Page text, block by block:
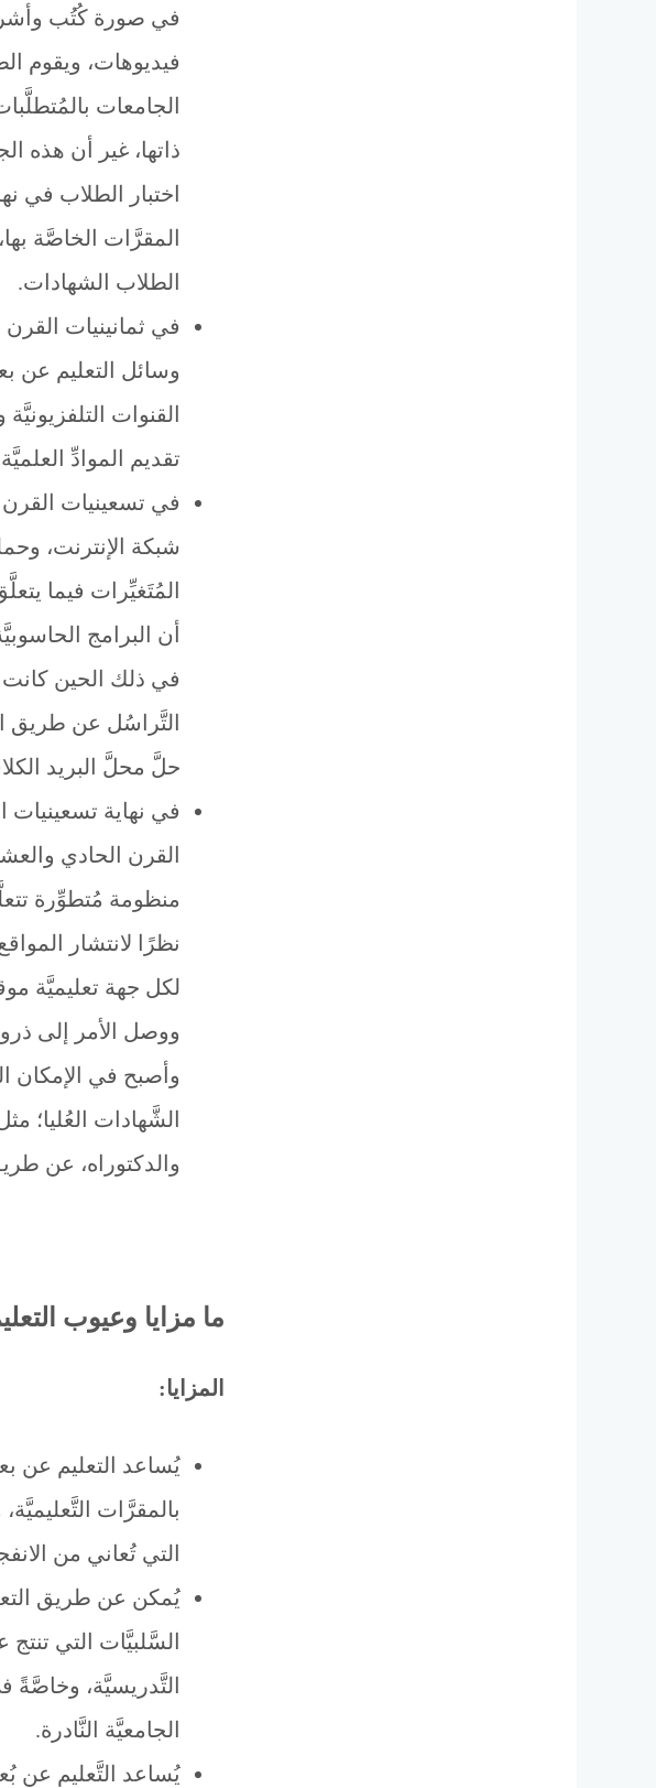
في صورة كُتُب
فيديوهات، ويقوم
الجامعات
ذاتها، غير أن هذه
اختبار الطلاب في
المقرَّات الخاصَّة
الطلاب الشهادات.
في ثمانينيات
وسائل التعليم عن
القنوات
تقديم الموادِّ
في تسعينيات
شبكة الإنترنت،
المُتَغيِّرات فيما
أن البرامج
في ذلك الحين
التَّراسُل عن طريق
حلَّ محلَّ البريد
في نهاية تسعينيات
القرن الحادي
منظومة مُتطوِّرة
نظرًا لانتشار
لكل جهة تعليميَّة
وأصبح في الإمكان
الشَّهادات العُليا؛
والدكتوراه، عن
ما مزايا وعيوب
المزايا:
يُساعد التعليم عن
بالمقرَّات
التي تُعاني من
يُمكن عن طريق
السَّلبيَّات التي
التَّدريسيَّة،
الجامعيَّة النَّادرة.
يُساعد التَّعليم عن